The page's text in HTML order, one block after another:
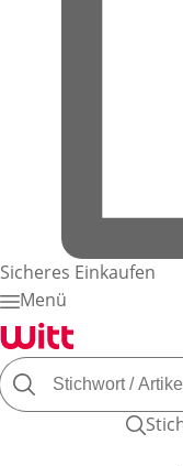
Sicheres Einkaufen
Menü